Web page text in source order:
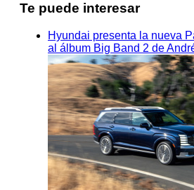
Te puede interesar
Hyundai presenta la nueva
al álbum Big Band 2 de